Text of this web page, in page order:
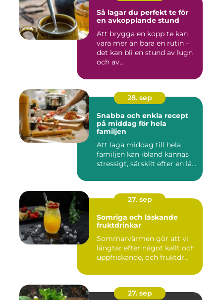
Så lagar du perfekt te för
en avkopplande stund
Att brygga en kopp te kan
vara mer än bara en rutin –
det kan bli en stund av lugn
och av...
28. sep
Snabba och enkla recept
på middag för hela
familjen
Att laga middag till hela
familjen kan ibland kännas
stressigt, särskilt efter en lå...
27. sep
Somriga och läskande
fruktdrinkar
Sommarvärmen gör att vi
längtar efter något kallt och
uppfriskande, och fruktdr...
27. sep